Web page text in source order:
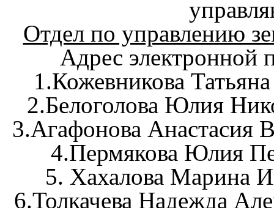
Отдел по управлению
Адрес электронной
1.Кожевникова
2.Белоголова Юлия
3.Агафонова Анастасия
4.Пермякова Юлия
5. Хахалова Марина
6.Толкачева Надежда